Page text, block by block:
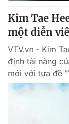
® Cấm sao chép
thuận bằng văn
thông tin từ
Kim Tae
một diễn
VTV.vn - Kim
định tài năng
mới với tựa đề